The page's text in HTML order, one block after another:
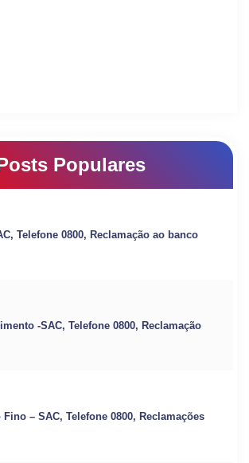
Populares
Telefone 0800, Reclamação ao banco
-SAC, Telefone 0800, Reclamação
– SAC, Telefone 0800, Reclamações